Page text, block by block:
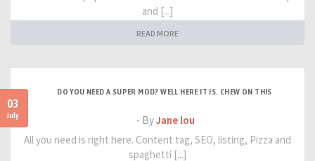
and [...]
READ MORE
03
July
DO YOU NEED A SUPER MOD? WELL HERE IT IS. CHEW ON THIS
- ByJane lou
All you need is right here. Content tag, SEO, listing, Pizza and
spaghetti [...]